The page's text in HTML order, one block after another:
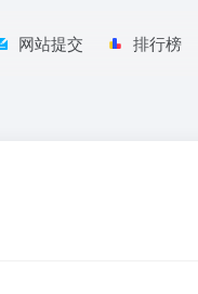
网站提交 排行榜